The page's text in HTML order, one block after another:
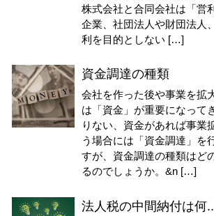
株式会社と合同会社は「営
企業、社団法人や財団法人
利を目的としない […]
資金調達の種類
会社を作った後や事業を拡
は「資金」が重要になって
りない、資金があれば事業
う場合には「資金調達」を
すが、資金調達の種類はど
るのでしょうか。&n […]
法人税の中間納付は何